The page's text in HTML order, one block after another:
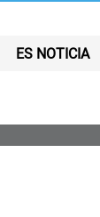
ES NOTICIA